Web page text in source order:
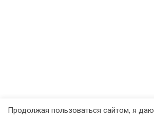
Продолжая пользоваться сайтом, я даю